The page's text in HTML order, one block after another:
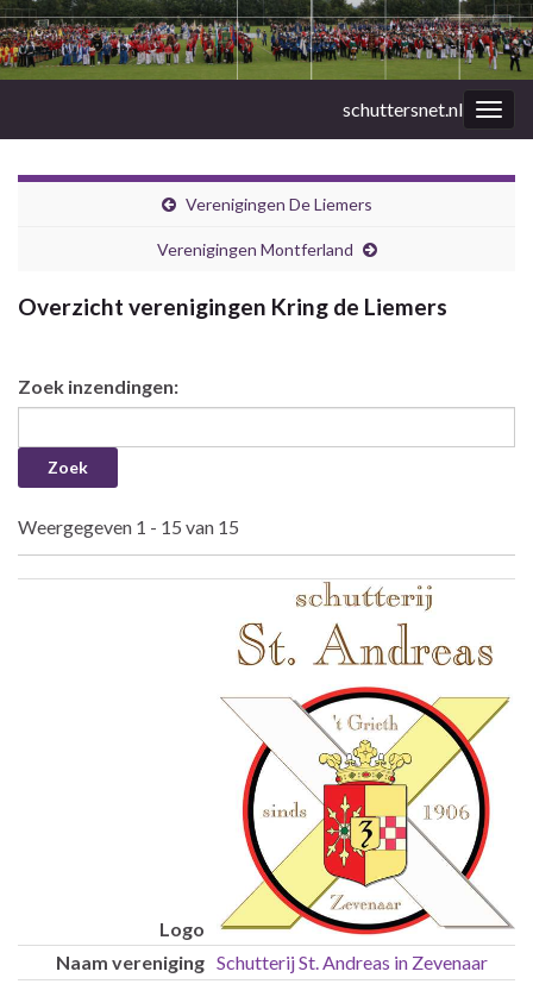
schuttersnet.nl
Verenigingen De Liemers
Verenigingen Montferland
Overzicht verenigingen Kring de Liemers
Zoek inzendingen:
Weergegeven 1 - 15 van 15
Schutterij St. Andreas in Zevenaar